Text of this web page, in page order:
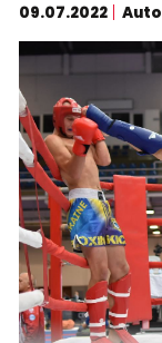
09.07.2022